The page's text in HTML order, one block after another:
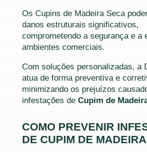
Os Cupins de Madeira Seca
danos estruturais significativos,
comprometendo a segurança e a
ambientes comerciais.
Com soluções personalizadas, a
atua de forma preventiva e
minimizando os prejuízos
infestações de Cupim de
COMO PREVENIR
DE CUPIM DE